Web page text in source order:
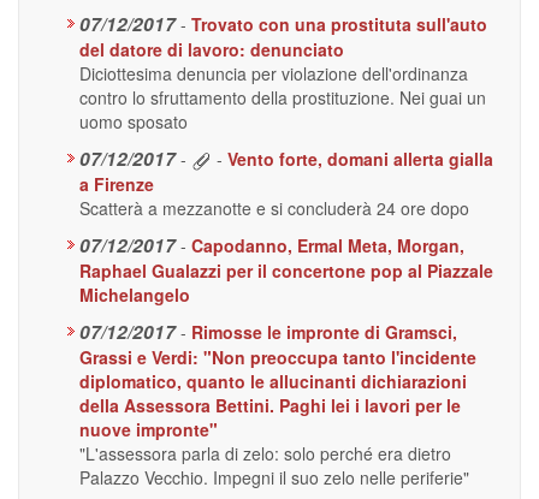
07/12/2017 - Trovato con una prostituta sull'auto
del datore di lavoro: denunciato
Diciottesima denuncia per violazione dell'ordinanza
contro lo sfruttamento della prostituzione. Nei guai un
uomo sposato
07/12/2017 - - Vento forte, domani allerta gialla
a Firenze
Scatterà a mezzanotte e si concluderà 24 ore dopo
07/12/2017 - Capodanno, Ermal Meta, Morgan,
Raphael Gualazzi per il concertone pop al Piazzale
Michelangelo
07/12/2017 - Rimosse le impronte di Gramsci,
Grassi e Verdi: "Non preoccupa tanto l'incidente
diplomatico, quanto le allucinanti dichiarazioni
della Assessora Bettini. Paghi lei i lavori per le
nuove impronte"
"L'assessora parla di zelo: solo perché era dietro
Palazzo Vecchio. Impegni il suo zelo nelle periferie"